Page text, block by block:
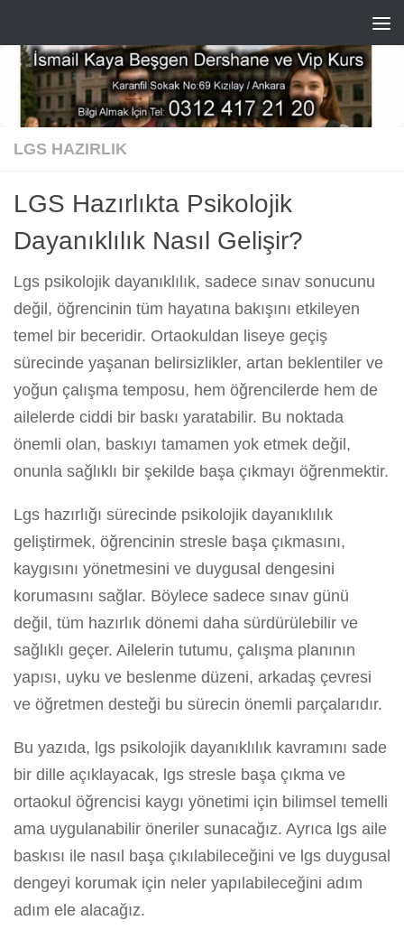
LGS HAZIRLIK
LGS Hazırlıkta Psikolojik
Dayanıklılık Nasıl Gelişir?
Lgs psikolojik dayanıklılık, sadece sınav sonucunu
değil, öğrencinin tüm hayatına bakışını etkileyen
temel bir beceridir. Ortaokuldan liseye geçiş
sürecinde yaşanan belirsizlikler, artan beklentiler ve
yoğun çalışma temposu, hem öğrencilerde hem de
ailelerde ciddi bir baskı yaratabilir. Bu noktada
önemli olan, baskıyı tamamen yok etmek değil,
onunla sağlıklı bir şekilde başa çıkmayı öğrenmektir.
Lgs hazırlığı sürecinde psikolojik dayanıklılık
geliştirmek, öğrencinin stresle başa çıkmasını,
kaygısını yönetmesini ve duygusal dengesini
korumasını sağlar. Böylece sadece sınav günü
değil, tüm hazırlık dönemi daha sürdürülebilir ve
sağlıklı geçer. Ailelerin tutumu, çalışma planının
yapısı, uyku ve beslenme düzeni, arkadaş çevresi
ve öğretmen desteği bu sürecin önemli parçalarıdır.
Bu yazıda, lgs psikolojik dayanıklılık kavramını sade
bir dille açıklayacak, lgs stresle başa çıkma ve
ortaokul öğrencisi kaygı yönetimi için bilimsel temelli
ama uygulanabilir öneriler sunacağız. Ayrıca lgs aile
baskısı ile nasıl başa çıkılabileceğini ve lgs duygusal
dengeyi korumak için neler yapılabileceğini adım
adım ele alacağız.